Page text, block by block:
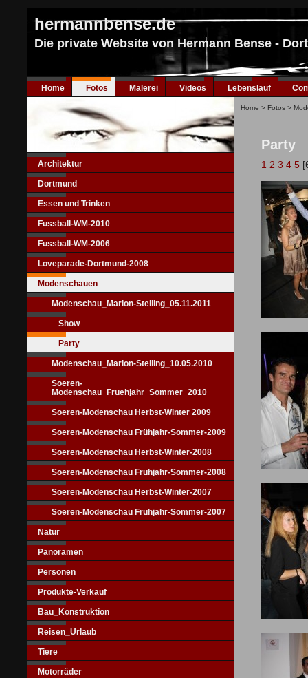
hermannbense.de
Die private Website von Hermann Bense -
Home Fotos Malerei Videos Lebenslauf
Architektur
Dortmund
Essen und Trinken
Fussball-WM-2010
Fussball-WM-2006
Loveparade-Dortmund-2008
Modenschauen
Modenschau_Marion-Steiling_05.11.2011
Show
Party
Modenschau_Marion-Steiling_10.05.2010
Soeren-
Modenschau_Fruehjahr_Sommer_2010
Soeren-Modenschau Herbst-Winter 2009
Soeren-Modenschau Frühjahr-Sommer-2009
Soeren-Modenschau Herbst-Winter-2008
Soeren-Modenschau Frühjahr-Sommer-2008
Soeren-Modenschau Herbst-Winter-2007
Soeren-Modenschau Frühjahr-Sommer-2007
Natur
Panoramen
Personen
Produkte-Verkauf
Bau_Konstruktion
Reisen_Urlaub
Tiere
Motorräder
Home > Fotos >
Party
1 2 3 4 5